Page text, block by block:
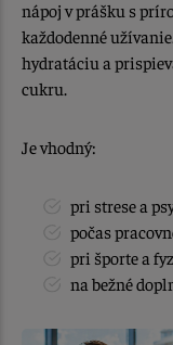
nápoj v prášku s
každodenné
hydratáciu a
cukru.
Je vhodný:
pri strese a
počas
pri športe a
na bežné